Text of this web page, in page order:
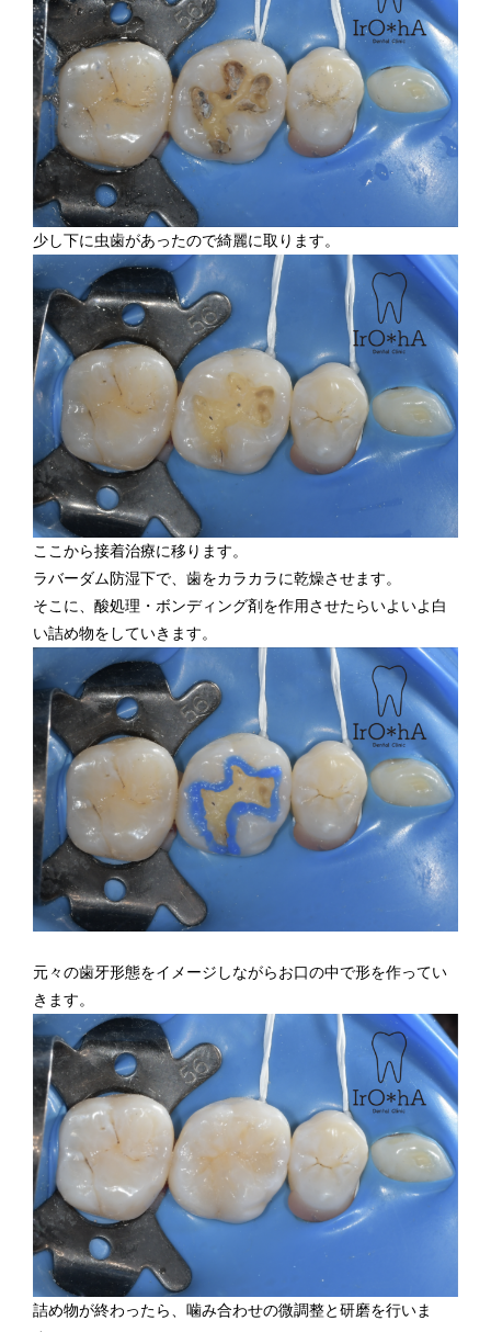
少し下に虫歯があったので綺麗に取ります。
ここから接着治療に移ります。
ラバーダム防湿下で、歯をカラカラに乾燥させます。
そこに、酸処理・ボンディング剤を作用させたらいよいよ白
い詰め物をしていきます。
元々の歯牙形態をイメージしながらお口の中で形を作ってい
きます。
詰め物が終わったら、噛み合わせの微調整と研磨を行いま